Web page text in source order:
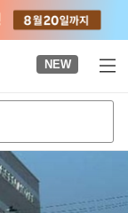
NEW